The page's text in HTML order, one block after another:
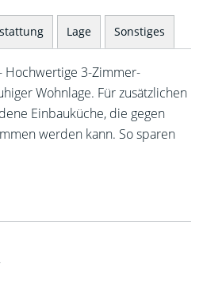
Lage Sonstiges
Hochwertige 3-Zimmer-
Wohnlage. Für zusätzlichen
Einbauküche, die gegen
werden kann. So sparen